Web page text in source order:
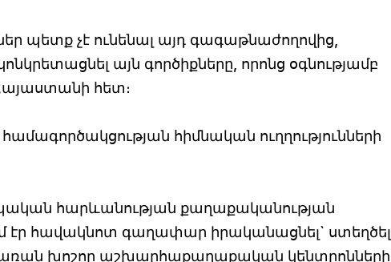
պետք չէ ունենալ այդ գագաթնաժողովից,
այն գործիքները, որոնց օգնությամբ
հետ։
հիմնական ուղղությունների
հարևանության քաղաքականության
էր հավակնոտ գաղափար իրականացնել` ստեղծել
առան խոշոր աշխարհաքաղաքական կենտրոնների